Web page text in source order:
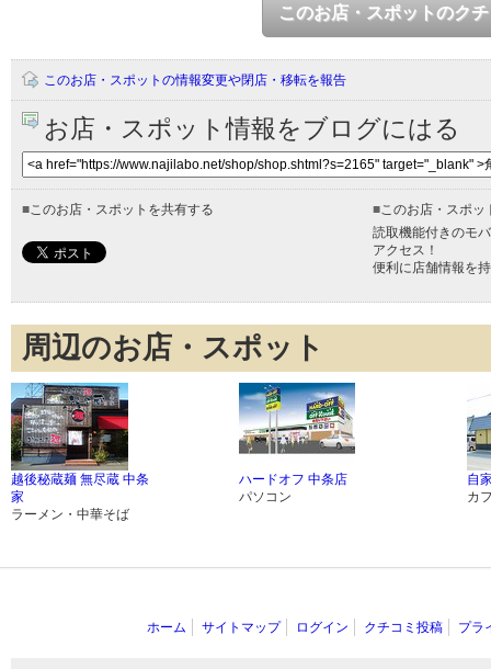
このお店・スポットのク
このお店・スポットの情報変更や閉店・移転を報告
お店・スポット情報をブログにはる
■このお店・スポットを共有する ■このお店・スポッ
読取機能付きのモ
アクセス！
便利に店舗情報を
周辺のお店・スポット
越後秘蔵麺 無尽蔵 中条
家
ラーメン・中華そば
ハードオフ 中条店
パソコン
自
カ
ホーム サイトマップ ログイン クチコミ投稿 プラ